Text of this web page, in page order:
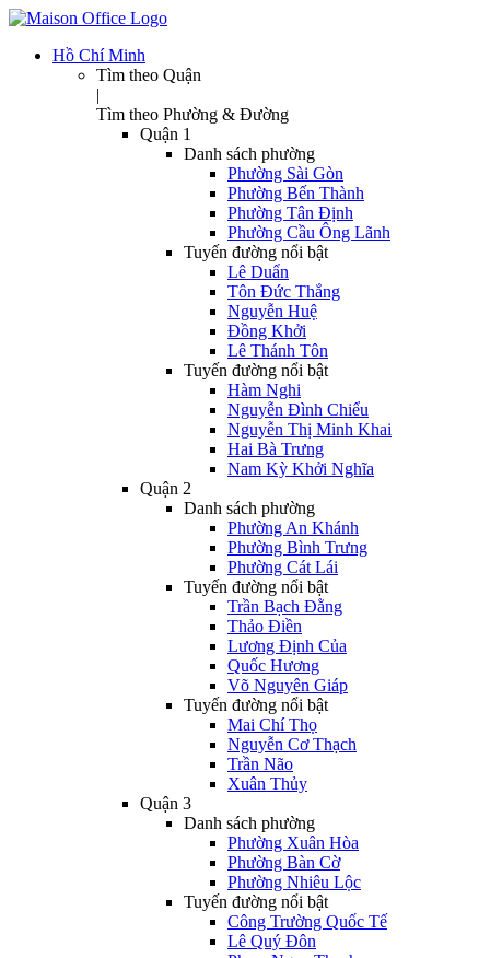
Hồ Chí Minh
Tìm theo Quận
|
Tìm theo Phường & Đường
Quận 1
Danh sách phường
Phường Sài Gòn
Phường Bến Thành
Phường Tân Định
Phường Cầu Ông Lãnh
Tuyến đường nổi bật
Lê Duẩn
Tôn Đức Thắng
Nguyễn Huệ
Đồng Khởi
Lê Thánh Tôn
Tuyến đường nổi bật
Hàm Nghi
Nguyễn Đình Chiểu
Nguyễn Thị Minh Khai
Hai Bà Trưng
Nam Kỳ Khởi Nghĩa
Quận 2
Danh sách phường
Phường An Khánh
Phường Bình Trưng
Phường Cát Lái
Tuyến đường nổi bật
Trần Bạch Đằng
Thảo Điền
Lương Định Của
Quốc Hương
Võ Nguyên Giáp
Tuyến đường nổi bật
Mai Chí Thọ
Nguyễn Cơ Thạch
Trần Não
Xuân Thủy
Quận 3
Danh sách phường
Phường Xuân Hòa
Phường Bàn Cờ
Phường Nhiêu Lộc
Tuyến đường nổi bật
Công Trường Quốc Tế
Lê Quý Đôn